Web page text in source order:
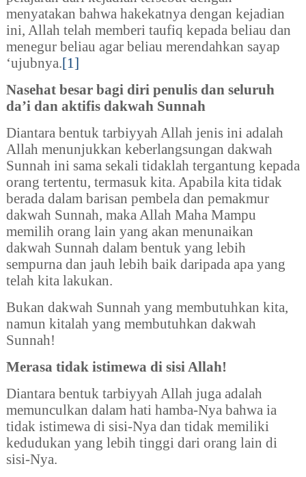
menyatakan bahwa hakekatnya dengan kejadian
ini, Allah telah memberi taufiq kepada beliau dan
menegur beliau agar beliau merendahkan sayap
‘ujubnya.[1]
Nasehat besar bagi diri penulis dan seluruh
da’i dan aktifis dakwah Sunnah
Diantara bentuk tarbiyyah Allah jenis ini adalah
Allah menunjukkan keberlangsungan dakwah
Sunnah ini sama sekali tidaklah tergantung kepada
orang tertentu, termasuk kita. Apabila kita tidak
berada dalam barisan pembela dan pemakmur
dakwah Sunnah, maka Allah Maha Mampu
memilih orang lain yang akan menunaikan
dakwah Sunnah dalam bentuk yang lebih
sempurna dan jauh lebih baik daripada apa yang
telah kita lakukan.
Bukan dakwah Sunnah yang membutuhkan kita,
namun kitalah yang membutuhkan dakwah
Sunnah!
Merasa tidak istimewa di sisi Allah!
Diantara bentuk tarbiyyah Allah juga adalah
memunculkan dalam hati hamba-Nya bahwa ia
tidak istimewa di sisi-Nya dan tidak memiliki
kedudukan yang lebih tinggi dari orang lain di
sisi-Nya.